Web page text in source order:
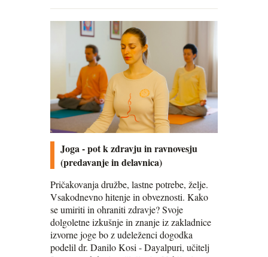
Joga - pot k zdravju in ravnovesju
(predavanje in delavnica)
Pričakovanja družbe, lastne potrebe, želje.
Vsakodnevno hitenje in obveznosti. Kako
se umiriti in ohraniti zdravje? Svoje
dolgoletne izkušnje in znanje iz zakladnice
izvorne joge bo z udeleženci dogodka
podelil dr. Danilo Kosi - Dayalpuri, učitelj